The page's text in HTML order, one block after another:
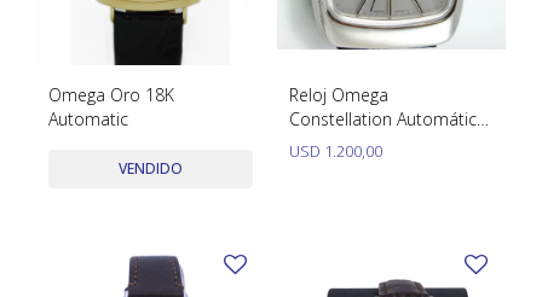
Omega Oro 18K
Automatic
VENDIDO
Reloj Omega
Constellation Automático
De Acero Referencia
198.0062 Calibre 1012
USD 1.200,00
Caravanas perlas
Pulseras
CARTIER